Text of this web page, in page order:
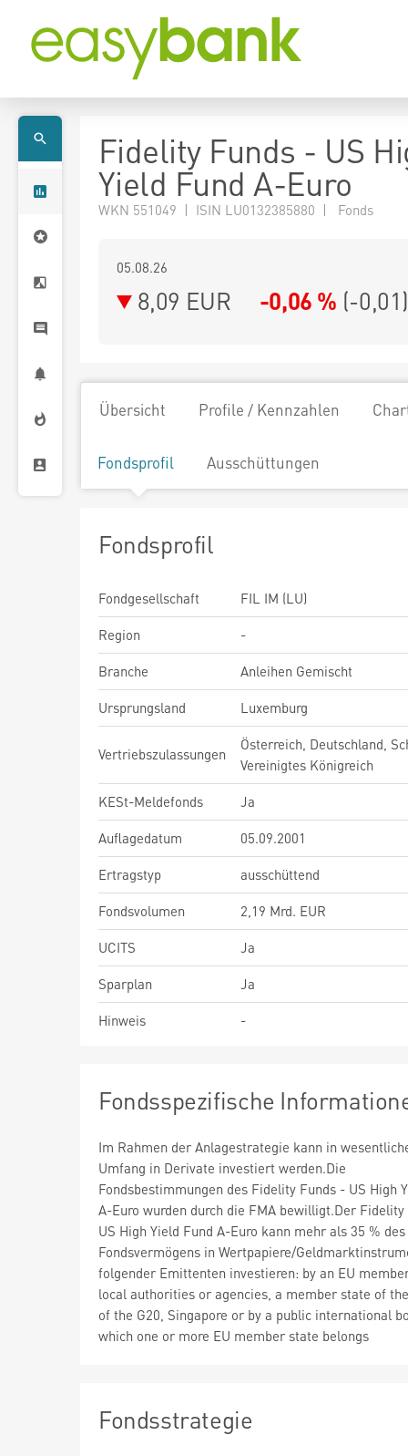
Fidelity Funds - US
Yield Fund A-Euro
WKN 551049 | ISIN LU0132385880 | Fonds
05.08.26
8,09 EUR -0,06 % (-0,01)
Übersicht Profile / Kennzahlen
Fondsprofil Ausschüttungen
Fondsprofil
Fondgesellschaft
FIL IM (LU)
Region
-
Branche
Anleihen Gemischt
Ursprungsland
Luxemburg
Vertriebszulassungen
Österreich, Deutschland,
Vereinigtes Königreich
KESt-Meldefonds
Ja
Auflagedatum
05.09.2001
Ertragstyp
ausschüttend
Fondsvolumen
2,19 Mrd. EUR
UCITS
Ja
Sparplan
Ja
Hinweis
-
Fondsspezifische
Im Rahmen der Anlagestrategie kann in
Umfang in Derivate investiert werden.Die
Fondsbestimmungen des Fidelity Funds - US High
A-Euro wurden durch die FMA bewilligt.Der Fidelity
US High Yield Fund A-Euro kann mehr als 35 % des
Fondsvermögens in Wertpapiere/
folgender Emittenten investieren: by an EU
local authorities or agencies, a member state of
of the G20, Singapore or by a public international
which one or more EU member state belongs
Fondsstrategie